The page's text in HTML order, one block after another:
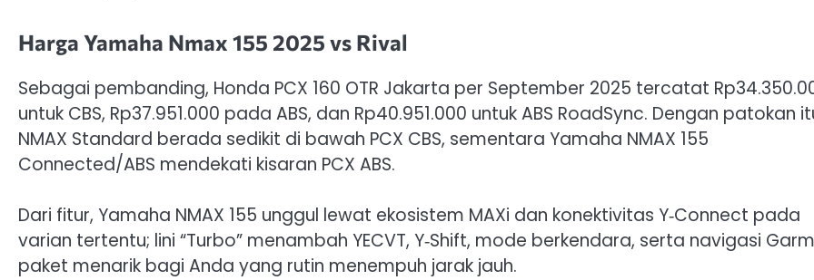
Harga Yamaha Nmax 155 2025 vs Rival
Sebagai pembanding, Honda PCX 160 OTR Jakarta per September 2025 tercatat
untuk CBS, Rp37.951.000 pada ABS, dan Rp40.951.000 untuk ABS RoadSync. Dengan patokan
NMAX Standard berada sedikit di bawah PCX CBS, sementara Yamaha NMAX 155
Connected/ABS mendekati kisaran PCX ABS.
Dari fitur, Yamaha NMAX 155 unggul lewat ekosistem MAXi dan konektivitas Y‑Connect pada
varian tertentu; lini “Turbo” menambah YECVT, Y‑Shift, mode berkendara, serta navigasi
paket menarik bagi Anda yang rutin menempuh jarak jauh.